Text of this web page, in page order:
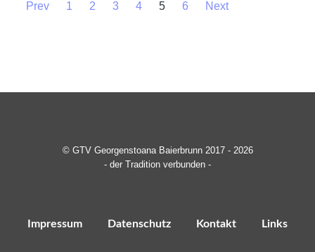
Prev 1 2 3 4 5 6 Next
© GTV Georgenstoana Baierbrunn 2017 - 2026
- der Tradition verbunden -
Impressum Datenschutz Kontakt Links